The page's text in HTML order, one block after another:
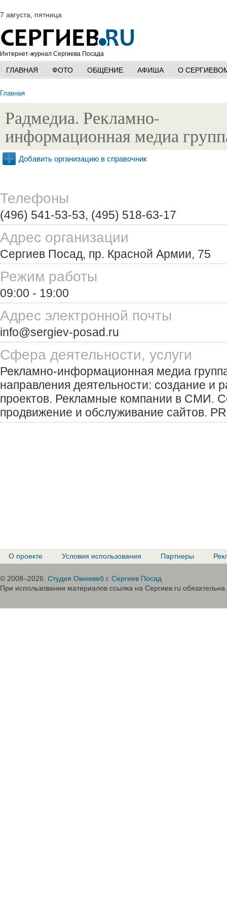
7 августа, пятница
Интернет-журнал Сергиева Посада
ГЛАВНАЯ ФОТО ОБЩЕНИЕ АФИША О
Главная
Радмедиа. Рекламно-
информационная медиа
Добавить организацию в справочник
Телефоны
(496) 541-53-53, (495) 518-63-17
Адрес организации
Сергиев Посад, пр. Красной Армии, 75
Режим работы
09:00 - 19:00
Адрес электронной почты
info@sergiev-posad.ru
Сфера деятельности, услуги
Рекламно-информационная медиа
направления деятельности: создание и
проектов. Рекламные компании в СМИ.
продвижение и обслуживание сайтов.
О проекте Условия использования Партнеры
© 2008–2026. Студия Омнивеб г. Сергиев Посад
При использовании материалов ссылка на Сергиев.ru обязательна.